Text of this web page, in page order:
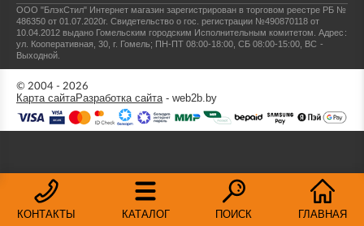
КОНТАКТЫ КАТАЛОГ ПОИСК ГЛАВНАЯ
ООО "БлэкСтил" Интернет магазин зарегистрирован в торговом реестре РБ №
486350 от 01.07.2020г.Свидетельство о гос. регистрации №490870118 от
10.04.2012 выдано Гомельским городским Исполнительным комитетом.Адрес:
ул. Кооперативная, 30, г. Гомель; ПН-ПТ 08:00-18:00, СБ 08:00-15:00, ВС -
Выходной.
© 2004 - 2026
Карта сайтаРазработка сайта- web2b.by